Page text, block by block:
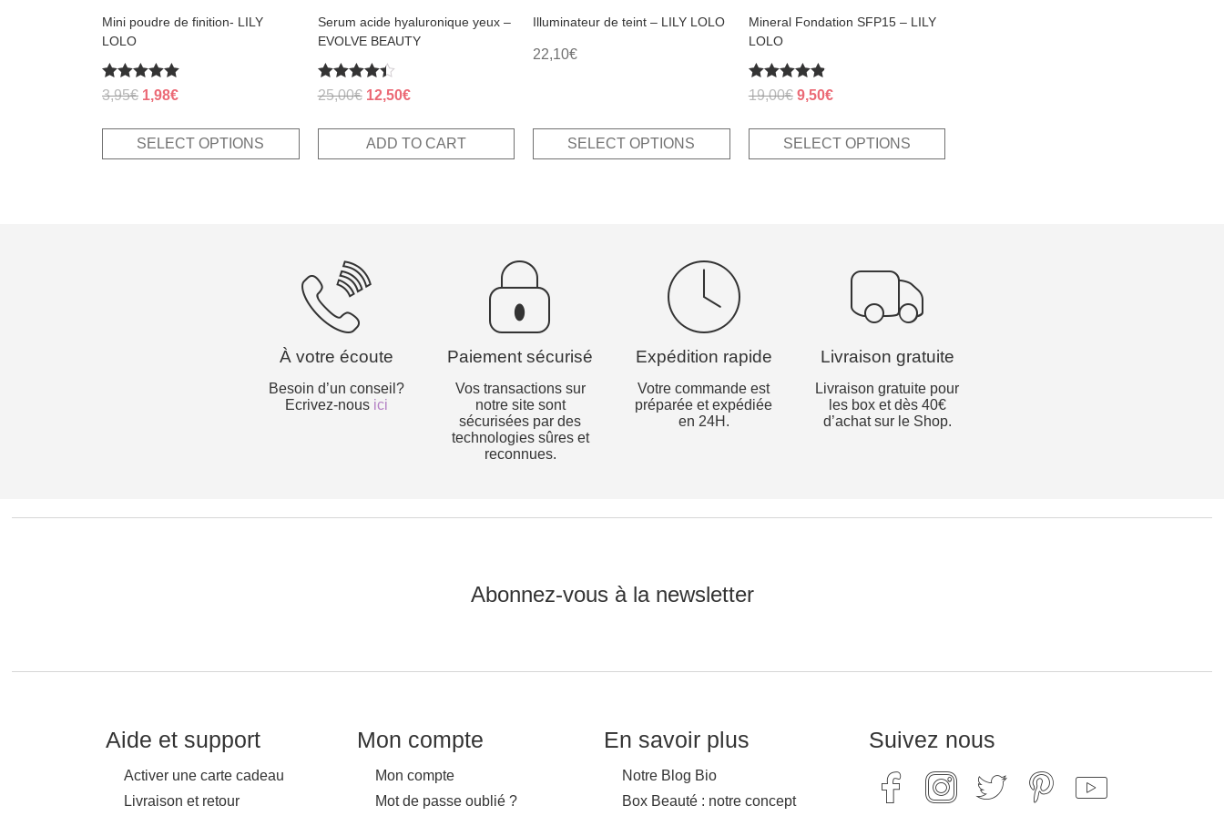
Mini poudre de finition- LILY
LOLO
Rated
5.00
3,95€ Original
was:
3,95€.
1,98€Current
is:
1,98€.
SELECT OPTIONS
page
Serum acide hyaluronique yeux –
EVOLVE BEAUTY
Rated
4.38
25,00€ Original
was:
25,00€.
12,50€Current
is:
12,50€.
ADD TO CART
Illuminateur de teint – LILY LOLO
22,10€
SELECT OPTIONS
page
Mineral Fondation SFP15 – LILY
LOLO
Rated
4.83
19,00€ Original
was:
19,00€.
9,50€Current
is:
9,50€.
SELECT OPTIONS
page
À votre écoute
Besoin d’un conseil?
Ecrivez-nous ici
Paiement sécurisé
Vos transactions sur
notre site sont
sécurisées par des
technologies sûres et
reconnues.
Expédition rapide
Votre commande est
préparée et expédiée
en 24H.
Livraison gratuite
Livraison gratuite pour
les box et dès 40€
d’achat sur le Shop.
Abonnez-vous à la newsletter
Aide et support
Activer une carte cadeau
Livraison et retour
Mon compte
Mon compte
Mot de passe oublié ?
En savoir plus
Notre Blog Bio
Box Beauté : notre concept
Suivez nous